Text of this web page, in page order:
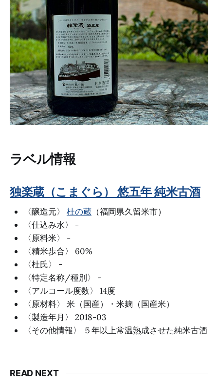
ラベル情報
独楽蔵（こまぐら） 悠五年 純米古酒
〈醸造元〉 杜の蔵 （福岡県久留米市）
〈仕込み水〉 -
〈原料米〉 -
〈精米歩合〉 60%
〈杜氏〉 -
〈特定名称/種別〉 -
〈アルコール度数〉 14度
〈原材料〉 米（国産）・米麹（国産米）
〈製造年月〉 2018-03
〈その他情報〉 ５年以上常温熟成させた純米古酒
READ NEXT